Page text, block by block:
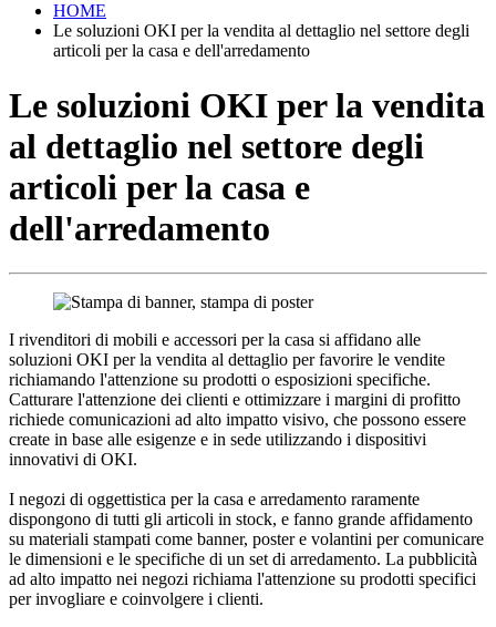
HOME
Le soluzioni OKI per la vendita al dettaglio nel settore degli
articoli per la casa e dell'arredamento
Le soluzioni OKI per la vendita
al dettaglio nel settore degli
articoli per la casa e
dell'arredamento
I rivenditori di mobili e accessori per la casa si affidano alle
soluzioni OKI per la vendita al dettaglio per favorire le vendite
richiamando l'attenzione su prodotti o esposizioni specifiche.
Catturare l'attenzione dei clienti e ottimizzare i margini di profitto
richiede comunicazioni ad alto impatto visivo, che possono essere
create in base alle esigenze e in sede utilizzando i dispositivi
innovativi di OKI.
I negozi di oggettistica per la casa e arredamento raramente
dispongono di tutti gli articoli in stock, e fanno grande affidamento
su materiali stampati come banner, poster e volantini per comunicare
le dimensioni e le specifiche di un set di arredamento. La pubblicità
ad alto impatto nei negozi richiama l'attenzione su prodotti specifici
per invogliare e coinvolgere i clienti.